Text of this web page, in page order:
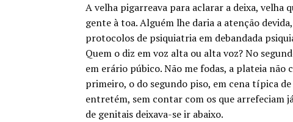
A velha pigarreava para aclarar a deixa, velha
gente à toa. Alguém lhe daria a atenção
protocolos de psiquiatria em debandada
Quem o diz em voz alta ou alta voz? No
em erário púbico. Não me fodas, a plateia
primeiro, o do segundo piso, em cena típica
entretém, sem contar com os que arrefeciam
de genitais deixava-se ir abaixo.